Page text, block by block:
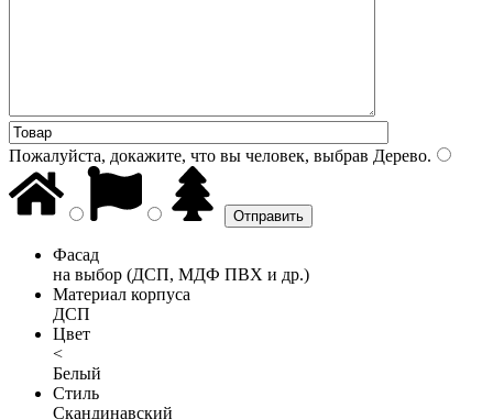
Пожалуйста, докажите, что вы человек, выбрав Дерево.
Фасад
на выбор (ДСП, МДФ ПВХ и др.)
Материал корпуса
ДСП
Цвет
<
Белый
Стиль
Скандинавский